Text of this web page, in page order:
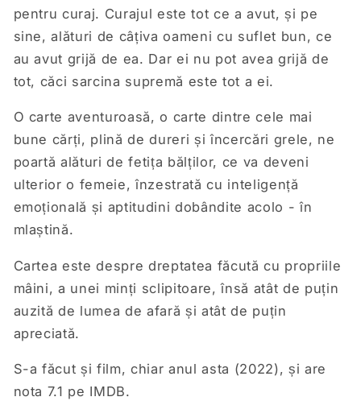
pentru curaj. Curajul este tot ce a avut, și pe
sine, alături de câțiva oameni cu suflet bun, ce
au avut grijă de ea. Dar ei nu pot avea grijă de
tot, căci sarcina supremă este tot a ei.
O carte aventuroasă, o carte dintre cele mai
bune cărți, plină de dureri și încercări grele, ne
poartă alături de fetița bălților, ce va deveni
ulterior o femeie, înzestrată cu inteligență
emoțională și aptitudini dobândite acolo - în
mlaștină.
Cartea este despre dreptatea făcută cu propriile
mâini, a unei minți sclipitoare, însă atât de puțin
auzită de lumea de afară și atât de puțin
apreciată.
S-a făcut și film, chiar anul asta (2022), și are
nota 7.1 pe IMDB.